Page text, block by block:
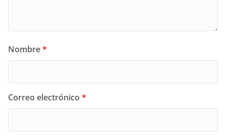
Nombre*
Correo electrónico *